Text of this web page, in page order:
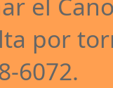
por
6072.